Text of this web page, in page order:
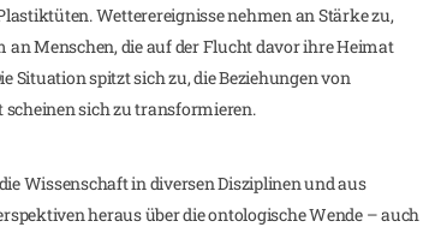
Wetterereignisse nehmen an Stärke zu,
an Menschen, die auf der Flucht davor ihre Heimat
Situation spitzt sich zu, die Beziehungen von
sich zu transformieren.
Wissenschaft in diversen Disziplinen und aus
heraus über die ontologische Wende – auch